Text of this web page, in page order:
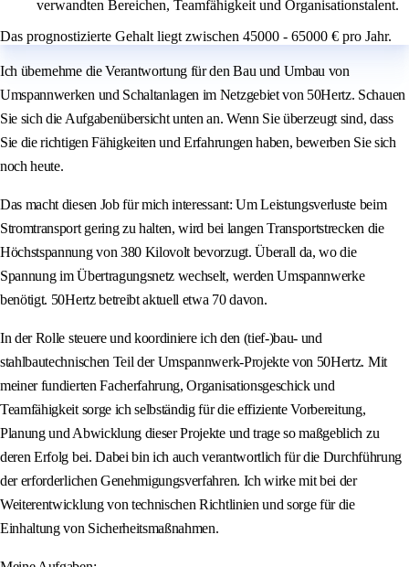
verwandten Bereichen, Teamfähigkeit und Organisationstalent.
Das prognostizierte Gehalt liegt zwischen 45000 - 65000 € pro Jahr.
Ich übernehme die Verantwortung für den Bau und Umbau von
Umspannwerken und Schaltanlagen im Netzgebiet von 50Hertz. Schauen
Sie sich die Aufgabenübersicht unten an. Wenn Sie überzeugt sind, dass
Sie die richtigen Fähigkeiten und Erfahrungen haben, bewerben Sie sich
noch heute.
Das macht diesen Job für mich interessant: Um Leistungsverluste beim
Stromtransport gering zu halten, wird bei langen Transportstrecken die
Höchstspannung von 380 Kilovolt bevorzugt. Überall da, wo die
Spannung im Übertragungsnetz wechselt, werden Umspannwerke
benötigt. 50Hertz betreibt aktuell etwa 70 davon.
In der Rolle steuere und koordiniere ich den (tief-)bau- und
stahlbautechnischen Teil der Umspannwerk-Projekte von 50Hertz. Mit
meiner fundierten Facherfahrung, Organisationsgeschick und
Teamfähigkeit sorge ich selbständig für die effiziente Vorbereitung,
Planung und Abwicklung dieser Projekte und trage so maßgeblich zu
deren Erfolg bei. Dabei bin ich auch verantwortlich für die Durchführung
der erforderlichen Genehmigungsverfahren. Ich wirke mit bei der
Weiterentwicklung von technischen Richtlinien und sorge für die
Einhaltung von Sicherheitsmaßnahmen.